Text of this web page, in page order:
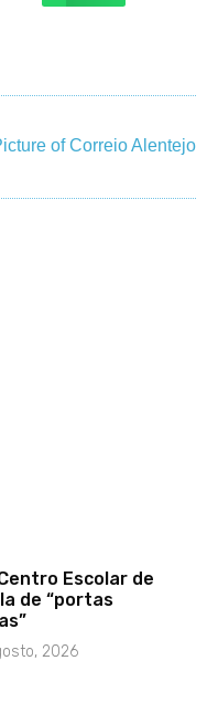
Escolar de
de “portas
2026